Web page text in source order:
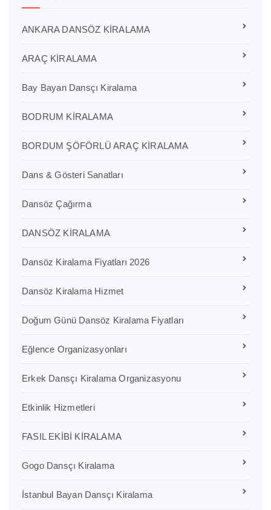
ANKARA DANSÖZ KİRALAMA
ARAÇ KİRALAMA
Bay Bayan Dansçı Kiralama
BODRUM KİRALAMA
BORDUM ŞÖFÖRLÜ ARAÇ KİRALAMA
Dans & Gösteri Sanatları
Dansöz Çağırma
DANSÖZ KİRALAMA
Dansöz Kiralama Fiyatları 2026
Dansöz Kiralama Hizmet
Doğum Günü Dansöz Kiralama Fiyatları
Eğlence Organizasyonları
Erkek Dansçı Kiralama Organizasyonu
Etkinlik Hizmetleri
FASIL EKİBİ KİRALAMA
Gogo Dansçı Kiralama
İstanbul Bayan Dansçı Kiralama